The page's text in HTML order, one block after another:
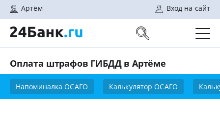
Артём Вход на сайт
Оплата штрафов ГИБДД в Артёме
Напоминалка ОСАГО Калькулятор ОСАГО